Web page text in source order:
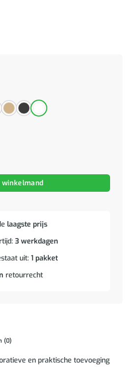
hout wit aantal
winkelmand
laagste prijs
3 werkdagen
uit: 1 pakket
retourrecht
(0)
en praktische toevoeging